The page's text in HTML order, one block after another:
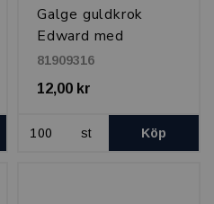
Galge guldkrok
Edward med
tvärslå/kjolhak 45
cm, Svart
81909316
12,00 kr
st Köp